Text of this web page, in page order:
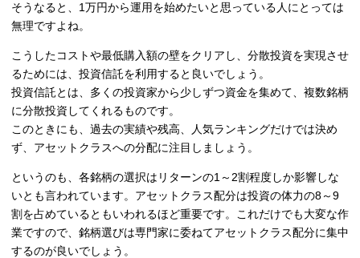
そうなると、1万円から運用を始めたいと思っている人にとっては
無理ですよね。
こうしたコストや最低購入額の壁をクリアし、分散投資を実現させ
るためには、投資信託を利用すると良いでしょう。
投資信託とは、多くの投資家から少しずつ資金を集めて、複数銘柄
に分散投資してくれるものです。
このときにも、過去の実績や残高、人気ランキングだけでは決め
ず、アセットクラスへの分配に注目しましょう。
というのも、各銘柄の選択はリターンの1～2割程度しか影響しな
いとも言われています。アセットクラス配分は投資の体力の8～9
割を占めているともいわれるほど重要です。これだけでも大変な作
業ですので、銘柄選びは専門家に委ねてアセットクラス配分に集中
するのが良いでしょう。